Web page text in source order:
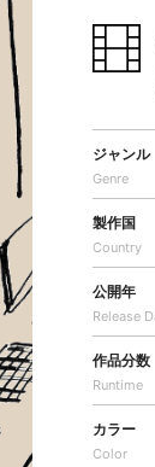
ジャンル
Genre
製作国
Country
公開年
Release
作品分数
Runtime
カラー
Color